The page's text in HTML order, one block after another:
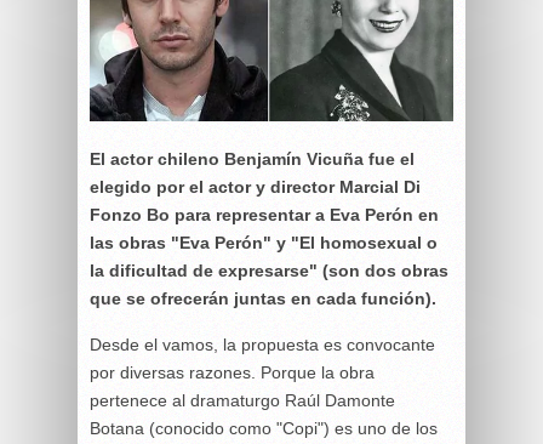
El actor chileno Benjamín Vicuña fue el
elegido por el actor y director Marcial Di
Fonzo Bo para representar a Eva Perón en
las obras "Eva Perón" y "El homosexual o
la dificultad de expresarse" (son dos obras
que se ofrecerán juntas en cada función).
Desde el vamos, la propuesta es convocante
por diversas razones. Porque la obra
pertenece al dramaturgo Raúl Damonte
Botana (conocido como "Copi") es uno de los